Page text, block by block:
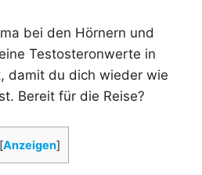
bei den Hörnern und
Testosteronwerte in
damit du dich wieder wie
Bereit für die Reise?
[Anzeigen]